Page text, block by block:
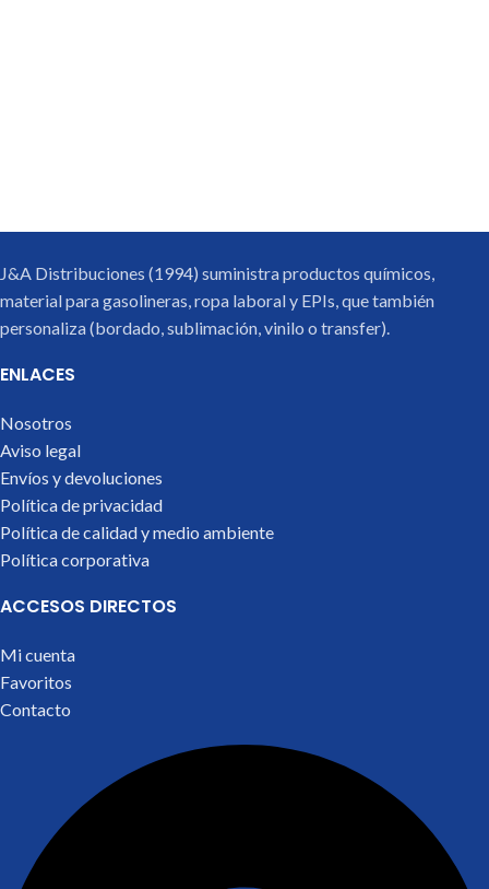
J&A Distribuciones (1994) suministra productos químicos,
material para gasolineras, ropa laboral y EPIs, que también
personaliza (bordado, sublimación, vinilo o transfer).
ENLACES
Nosotros
Aviso legal
Envíos y devoluciones
Política de privacidad
Política de calidad y medio ambiente
Política corporativa
ACCESOS DIRECTOS
Mi cuenta
Favoritos
Contacto